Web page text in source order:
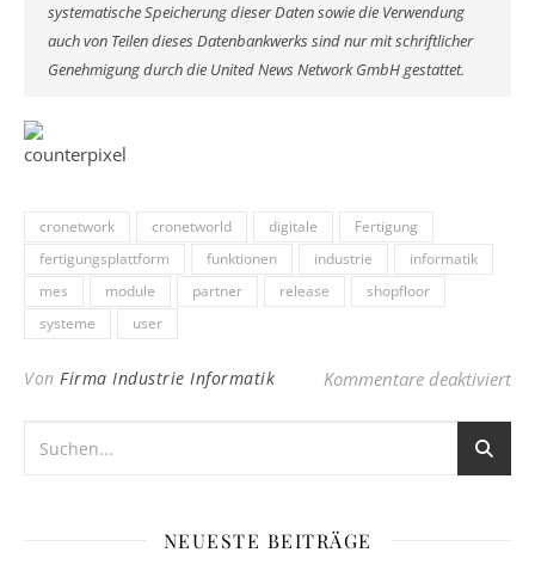
systematische Speicherung dieser Daten sowie die Verwendung
auch von Teilen dieses Datenbankwerks sind nur mit schriftlicher
Genehmigung durch die United News Network GmbH gestattet.
cronetwork cronetworld digitale
Fertigung
fertigungsplattform
funktionen industrie
informatik
mes
module partner release
shopfloor
systeme
user
Von Firma Industrie Informatik Kommentare deaktiviertfür
NEUESTE BEITRÄGE